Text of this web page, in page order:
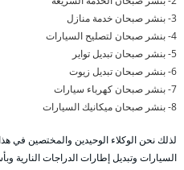
3- بنشر صبحان خدمة منازل
4- بنشر صبحان لتصليح السيارات
5- بنشر صبحان تبديل تواير
6- بنشر صبحان تبديل زيوت
7- بنشر صبحان كهرباء سيارات
8- بنشر صبحان ميكانيك السيارات
لذلك نحن الوكلاء الوحيدين والمختصين في
السيارات وتبديل إطارات الدراجات النارية